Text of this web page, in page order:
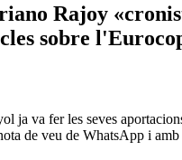
Rajoy
sobre
ja va fer les seves
de veu de WhatsApp i amb